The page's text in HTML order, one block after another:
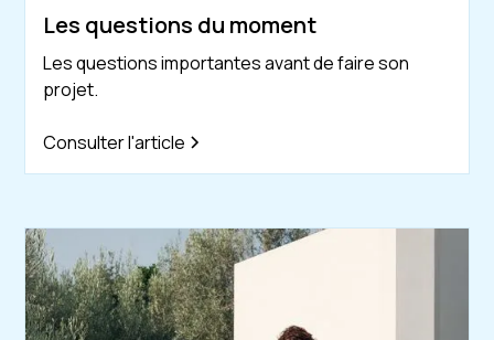
Les questions du moment
Les questions importantes avant de faire son
projet.
Consulter l'article